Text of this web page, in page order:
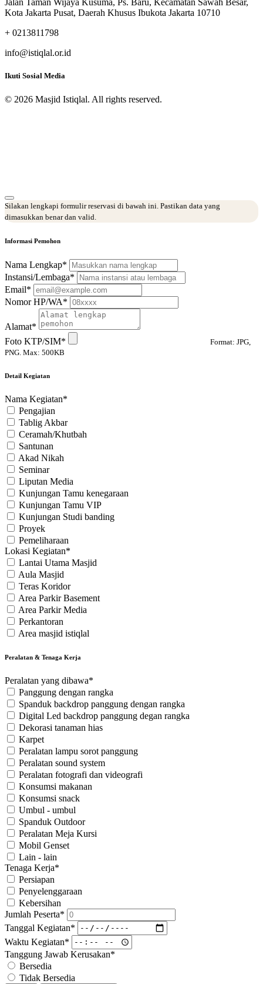
Jalan Taman Wijaya Kusuma, Ps. Baru, Kecamatan Sawah Besar,
Kota Jakarta Pusat, Daerah Khusus Ibukota Jakarta 10710
+ 0213811798
info@istiqlal.or.id
Ikuti Sosial Media
© 2026 Masjid Istiqlal. All rights reserved.
Silakan lengkapi formulir reservasi di bawah ini. Pastikan data yang
dimasukkan benar dan valid.
Informasi Pemohon
Nama Lengkap*
Instansi/Lembaga*
Email*
Nomor HP/WA*
Alamat*
Foto KTP/SIM*
Format: JPG,
PNG. Max: 500KB
Detail Kegiatan
Nama Kegiatan*
Pengajian
Tablig Akbar
Ceramah/Khutbah
Santunan
Akad Nikah
Seminar
Liputan Media
Kunjungan Tamu kenegaraan
Kunjungan Tamu VIP
Kunjungan Studi banding
Proyek
Pemeliharaan
Lokasi Kegiatan*
Lantai Utama Masjid
Aula Masjid
Teras Koridor
Area Parkir Basement
Area Parkir Media
Perkantoran
Area masjid istiqlal
Peralatan & Tenaga Kerja
Peralatan yang dibawa*
Panggung dengan rangka
Spanduk backdrop panggung dengan rangka
Digital Led backdrop panggung degan rangka
Dekorasi tanaman hias
Karpet
Peralatan lampu sorot panggung
Peralatan sound system
Peralatan fotografi dan videografi
Konsumsi makanan
Konsumsi snack
Umbul - umbul
Spanduk Outdoor
Peralatan Meja Kursi
Mobil Genset
Lain - lain
Tenaga Kerja*
Persiapan
Penyelenggaraan
Kebersihan
Jumlah Peserta*
Tanggal Kegiatan*
Waktu Kegiatan*
Tanggung Jawab Kerusakan*
Bersedia
Tidak Bersedia